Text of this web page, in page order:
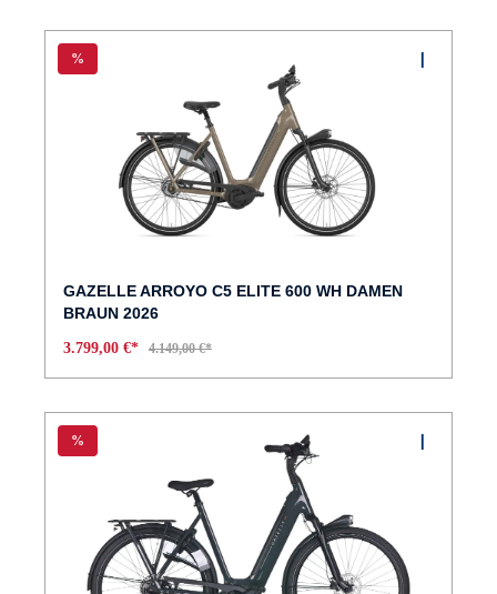
%
GAZELLE ARROYO C5 ELITE 600 WH DAMEN
BRAUN 2026
3.799,00 €* 4.149,00 €*
%